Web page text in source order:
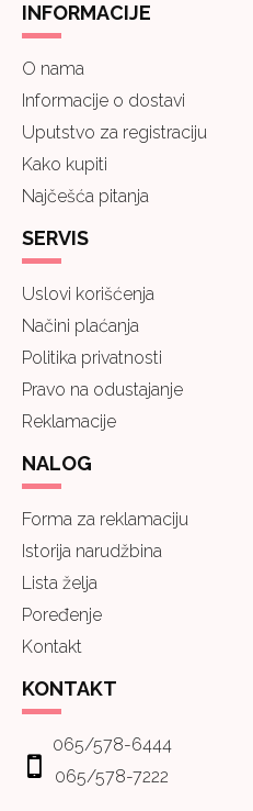
INFORMACIJE
O nama
Informacije o dostavi
Uputstvo za registraciju
Kako kupiti
Najčešća pitanja
SERVIS
Uslovi korišćenja
Načini plaćanja
Politika privatnosti
Pravo na odustajanje
Reklamacije
NALOG
Forma za reklamaciju
Istorija narudžbina
Lista želja
Poređenje
Kontakt
KONTAKT
065/578-6444
065/578-7222